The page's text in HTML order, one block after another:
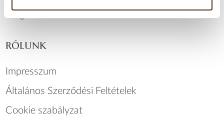
RÓLUNK
Impresszum
Általános Szerződési Feltételek
Cookie szabályzat